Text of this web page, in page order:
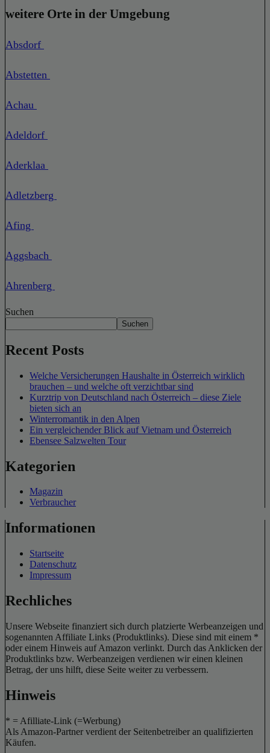
weitere Orte in der Umgebung
Absdorf
Abstetten
Achau
Adeldorf
Aderklaa
Adletzberg
Afing
Aggsbach
Ahrenberg
Suchen
Suchen
Recent Posts
Welche Versicherungen Haushalte in Österreich wirklich
brauchen – und welche oft verzichtbar sind
Kurztrip von Deutschland nach Österreich – diese Ziele
bieten sich an
Winterromantik in den Alpen
Ein vergleichender Blick auf Vietnam und Österreich
Ebensee Salzwelten Tour
Kategorien
Magazin
Verbraucher
Informationen
Startseite
Datenschutz
Impressum
Rechliches
Unsere Webseite finanziert sich durch platzierte Werbeanzeigen und
sogenannten Affiliate Links (Produktlinks). Diese sind mit einem *
oder einem Hinweis auf Amazon verlinkt. Durch das Anklicken der
Produktlinks bzw. Werbeanzeigen verdienen wir einen kleinen
Betrag, der uns hilft, diese Seite weiter zu verbessern.
Hinweis
* = Afilliate-Link (=Werbung)
Als Amazon-Partner verdient der Seitenbetreiber an qualifizierten
Käufen.